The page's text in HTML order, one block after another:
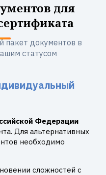
для
пакет документов в
статусом
Федерации
Для альтернативных
необходимо
сложностей с